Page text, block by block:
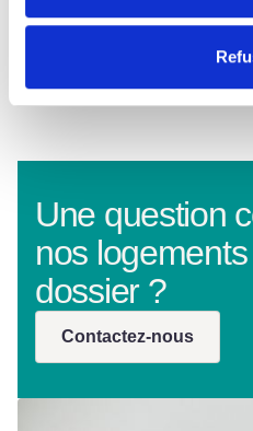
Une question
nos
dossier ?
Contactez-nous